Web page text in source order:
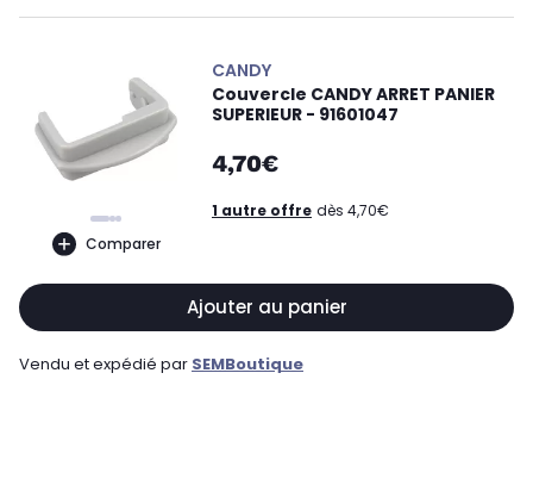
Comparer
CANDY
Couvercle CANDY ARRET PANIER
SUPERIEUR - 91601047
4,70€
1 autre offre dès 4,70€
Ajouter au panier
Vendu et expédié par SEMBoutique